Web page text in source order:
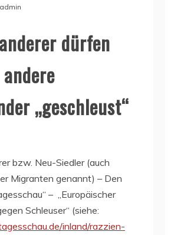
admin
dürfen
„geschleust“
bzw. Neu-Siedler (auch
Migranten genannt) – Den
– „Europäischer
Schleuser“ (siehe:
inland/razzien-